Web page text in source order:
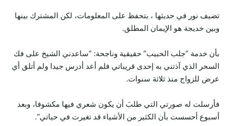
تضيف نور في حديثها ، بتحفظ على المعلومات، لكن المشترك بينها
وبين خديجة هو الإيمان المطلق.
بأن خدمة “جلب الحبيب” حقيقية وناجحة: “ساعدني الشيخ على فك
السحر الذي آذتني به إحدى قريباتي فلم أعد أدرس جيدا ولم أتلق أي
عرض للزواج منذ ثلاثة سنوات.
فأرسلت له صورتي التي طلبَ أن يكون شعري فيها مكشوفا، وبعد
أسبوع أحسست بأن الكثير من الأشياء قد تغيرت في حياتي”.